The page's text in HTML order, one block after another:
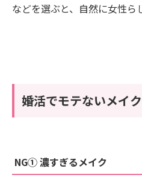
などを選ぶと、自然に女性ら
婚活でモテないメイ
NG① 濃すぎるメイク